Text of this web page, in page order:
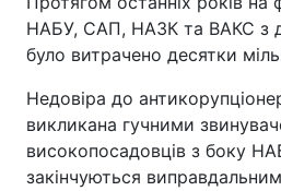
НАБУ, САП, НАЗК та ВАКС з
було витрачено десятки
Недовіра до
викликана гучними
високопосадовців з боку
закінчуються